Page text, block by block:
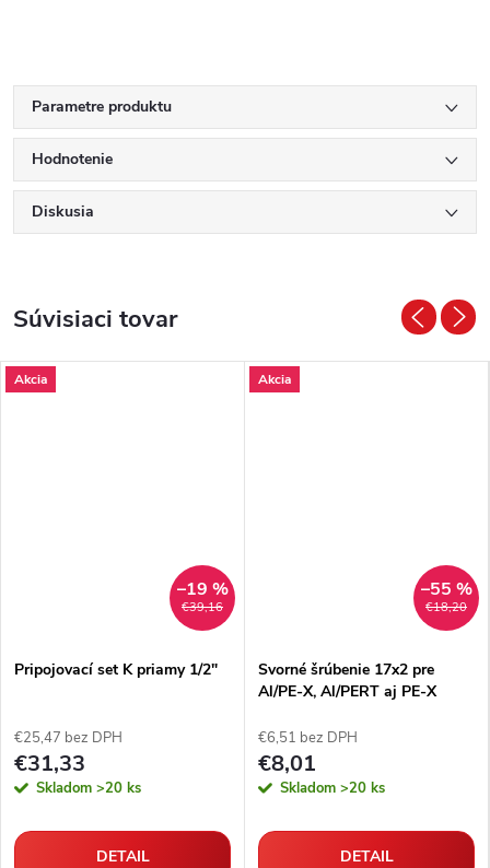
Parametre produktu
Hodnotenie
Diskusia
Súvisiaci tovar
Akcia
€39,16
–19 %
Pripojovací set K priamy 1/2"
€25,47 bez DPH
€31,33
Skladom >20 ks
DETAIL
Akcia
€18,20
–55 %
Svorné šrúbenie 17x2 pre
Al/PE-X, Al/PERT aj PE-X
€6,51 bez DPH
€8,01
Skladom >20 ks
DETAIL